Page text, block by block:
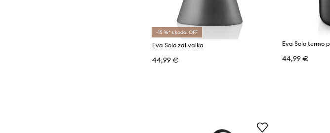
-15 %* s kodo: OFF
Eva Solo zalivalka
44,99 € 44,99 €